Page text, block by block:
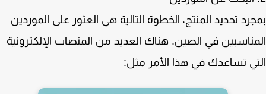
تحديد المنتج، الخطوة التالية هي العثور على الموردين
في الصين. هناك العديد من المنصات الإلكترونية
تساعدك في هذا الأمر مثل: